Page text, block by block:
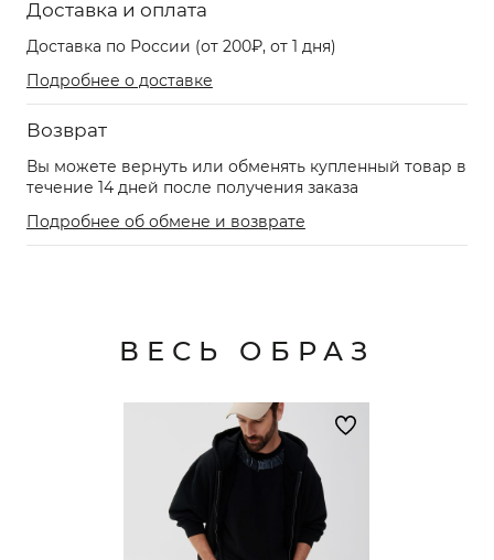
Доставка и оплата
Доставка по России (от 200₽, от 1 дня)
Подробнее о доставке
Возврат
Вы можете вернуть или обменять купленный товар в
течение 14 дней после получения заказа
Подробнее об обмене и возврате
ВЕСЬ ОБРАЗ